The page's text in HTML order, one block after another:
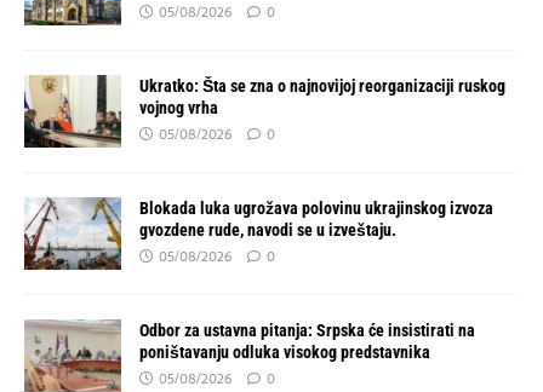
05/08/2026 0
Ukratko: Šta se zna o najnovijoj reorganizaciji ruskog
vojnog vrha
05/08/2026 0
Blokada luka ugrožava polovinu ukrajinskog izvoza
gvozdene rude, navodi se u izveštaju.
05/08/2026 0
Odbor za ustavna pitanja: Srpska će insistirati na
poništavanju odluka visokog predstavnika
05/08/2026 0